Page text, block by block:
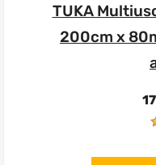
TUKA
200cm x
17